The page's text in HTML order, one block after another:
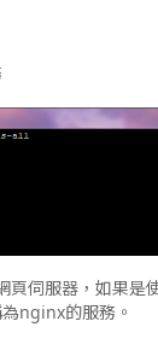
伺服器，如果是
nginx的服務。